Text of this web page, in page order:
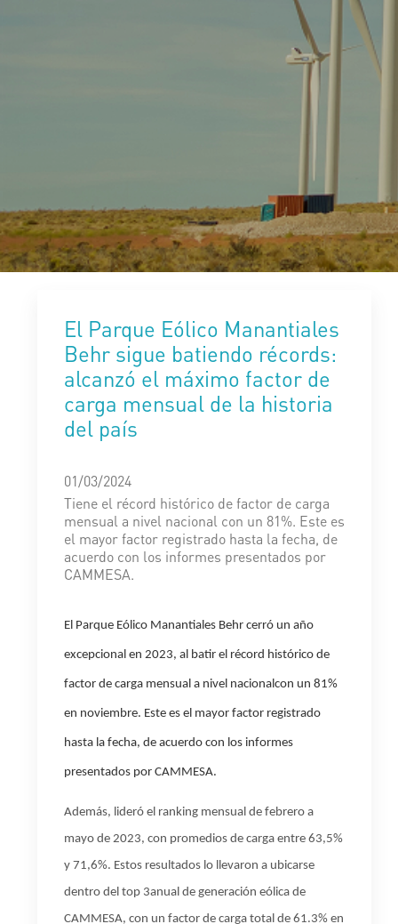
El Parque Eólico Manantiales
Behr sigue batiendo récords:
alcanzó el máximo factor de
carga mensual de la historia
del país
01/03/2024
Tiene el récord histórico de factor de carga
mensual a nivel nacional con un 81%. Este es
el mayor factor registrado hasta la fecha, de
acuerdo con los informes presentados por
CAMMESA.
El Parque Eólico Manantiales Behr cerró un año
excepcional en 2023, al batir el récord histórico de
factor de carga mensual a nivel nacional con un 81%
en noviembre. Este es el mayor factor registrado
hasta la fecha, de acuerdo con los informes
presentados por CAMMESA.
Además, lideró el ranking mensual de febrero a
mayo de 2023, con promedios de carga entre 63,5%
y 71,6%. Estos resultados lo llevaron a ubicarse
dentro del top 3anual de generación eólica de
CAMMESA, con un factor de carga total de 61.3% en